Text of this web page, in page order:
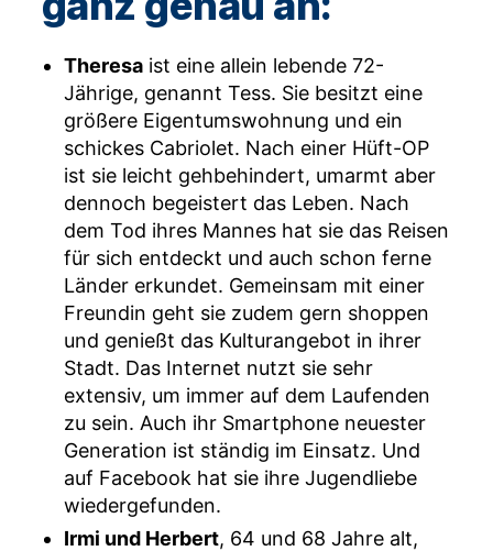
Theresa ist eine allein lebende 72-
Jährige, genannt Tess. Sie besitzt eine
größere Eigentumswohnung und ein
schickes Cabriolet. Nach einer Hüft-OP
ist sie leicht gehbehindert, umarmt aber
dennoch begeistert das Leben. Nach
dem Tod ihres Mannes hat sie das Reisen
für sich entdeckt und auch schon ferne
Länder erkundet. Gemeinsam mit einer
Freundin geht sie zudem gern shoppen
und genießt das Kulturangebot in ihrer
Stadt. Das Internet nutzt sie sehr
extensiv, um immer auf dem Laufenden
zu sein. Auch ihr Smartphone neuester
Generation ist ständig im Einsatz. Und
auf Facebook hat sie ihre Jugendliebe
wiedergefunden.
Irmi und Herbert, 64 und 68 Jahre alt,